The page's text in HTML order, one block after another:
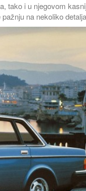
tako i u njegovom
na nekoliko